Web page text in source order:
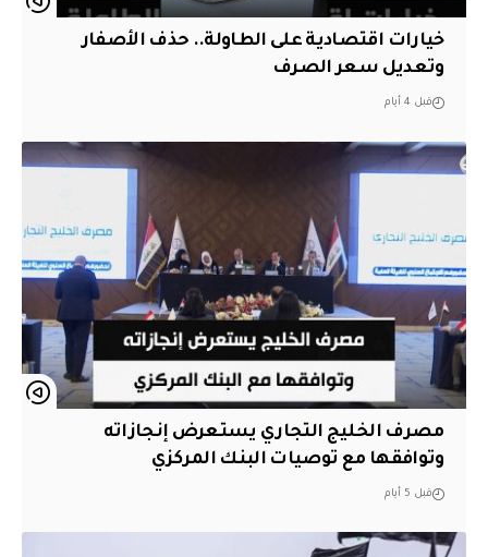
خيارات اقتصادية على الطاولة.. حذف الأصفار
وتعديل سعر الصرف
قبل 4 أيام
مصرف الخليج التجاري يستعرض إنجازاته
وتوافقها مع توصيات البنك المركزي
قبل 5 أيام